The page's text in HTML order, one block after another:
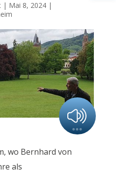
| Mai 8, 2024|
wo Bernhard von
als